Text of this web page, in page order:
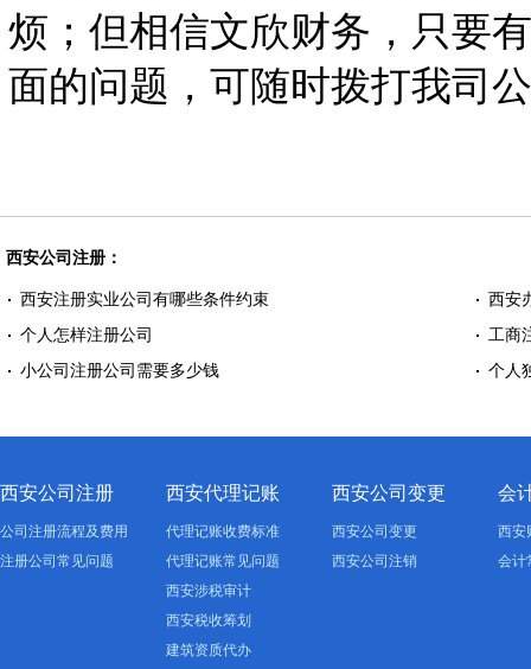
烦；但相信文欣财务，只要
面的问题，可随时拨打我司
西安公司注册：
西安注册实业公司有哪些条件约束
西安
个人怎样注册公司
工商
小公司注册公司需要多少钱
个人
西安公司注册
公司注册流程及费用
注册公司常见问题
西安代理记账
代理记账收费标准
代理记账常见问题
西安涉税审计
西安税收筹划
建筑资质代办
西安公司变更
西安公司变更
西安公司注销
会
西安
会计